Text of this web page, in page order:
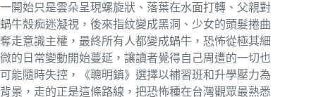
一開始只是雲朵呈現螺旋狀、落葉在水面打轉、父親對
蝸牛殼痴迷凝視，後來指紋變成黑洞、少女的頭髮捲曲
奪走意識主權，最終所有人都變成蝸牛，恐怖從極其細
微的日常變動開始蔓延，讓讀者覺得自己周遭的一切也
可能隨時失控，《聰明鎮》選擇以補習班和升學壓力為
背景，走的正是這條路線，把恐怖種在台灣觀眾最熟悉